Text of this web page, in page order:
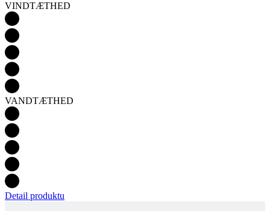
VINDTÆTHED
VANDTÆTHED
Detail produktu